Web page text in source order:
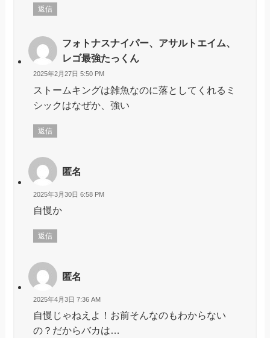
返信
フォトナスナイパー、アサルトエイム、
レゴ最強たっくん
2025年2月27日 5:50 PM
ストームキングは雑魚なのに落としてくれるミ
シックはなぜか、強い
返信
匿名
2025年3月30日 6:58 PM
自慢か
返信
匿名
2025年4月3日 7:36 AM
自慢じゃねえよ！お前そんなのもわからない
の？だからバカは…